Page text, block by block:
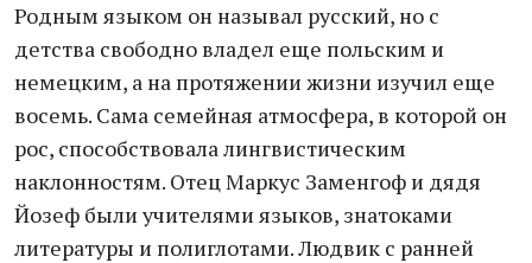
Родным языком он называл русский, но с
детства свободно владел еще польским и
немецким, а на протяжении жизни изучил еще
восемь. Сама семейная атмосфера, в которой он
рос, способствовала лингвистическим
наклонностям. Отец Маркус Заменгоф и дядя
Йозеф были учителями языков, знатоками
литературы и полиглотами. Людвик с ранней